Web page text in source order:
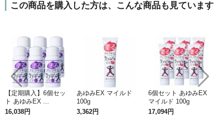
この商品を購入した方は、こんな商品も見ています
【定期購入】6個セッ
ト あゆみEX ...
16,038円
あゆみEX マイルド
100g
3,362円
6個セット あゆみEX
マイルド 100g
17,094円